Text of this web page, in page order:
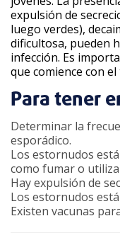
expulsión de
luego verdes),
dificultosa, pueden
infección. Es
que comience con
Para tener
Determinar la
esporádico.
Los estornudos
como fumar o
Hay expulsión de
Los estornudos
Existen vacunas